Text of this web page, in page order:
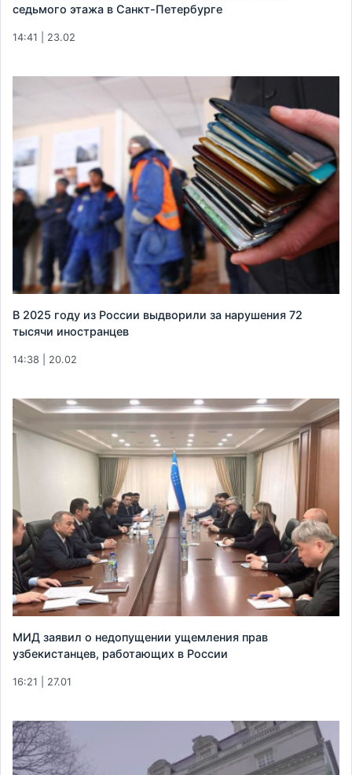
седьмого этажа в Санкт-Петербурге
14:41 | 23.02
В 2025 году из России выдворили за нарушения 72
тысячи иностранцев
14:38 | 20.02
МИД заявил о недопущении ущемления прав
узбекистанцев, работающих в России
16:21 | 27.01